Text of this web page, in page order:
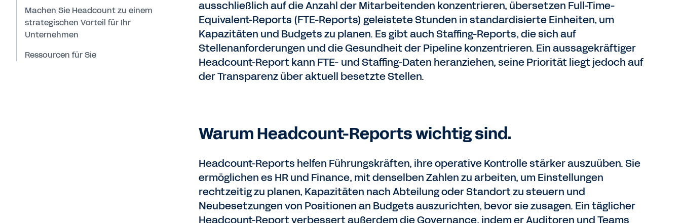
Machen Sie Headcount zu einem
strategischen Vorteil für Ihr
Unternehmen
Ressourcen für Sie
ausschließlich auf die Anzahl der Mitarbeitenden konzentrieren, übersetzen Full-Time-
Equivalent-Reports (FTE-Reports) geleistete Stunden in standardisierte Einheiten, um
Kapazitäten und Budgets zu planen. Es gibt auch Staffing-Reports, die sich auf
Stellenanforderungen und die Gesundheit der Pipeline konzentrieren. Ein aussagekräftiger
Headcount-Report kann FTE- und Staffing-Daten heranziehen, seine Priorität liegt jedoch auf
der Transparenz über aktuell besetzte Stellen.
Warum Headcount-Reports wichtig sind.
Headcount-Reports helfen Führungskräften, ihre operative Kontrolle stärker auszuüben. Sie
ermöglichen es HR und Finance, mit denselben Zahlen zu arbeiten, um Einstellungen
rechtzeitig zu planen, Kapazitäten nach Abteilung oder Standort zu steuern und
Neubesetzungen von Positionen an Budgets auszurichten, bevor sie zusagen. Ein täglicher
Headcount-Report verbessert außerdem die Governance, indem er Auditoren und Teams